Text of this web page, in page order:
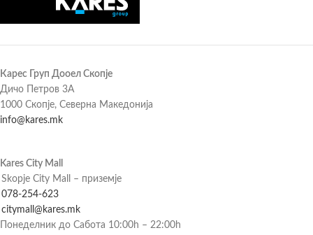
Карес Груп Дооел Скопје
Дичо Петров 3А
1000 Скопје, Северна Македонија
info@kares.mk
Kares City Mall
Skopje City Mall – приземје
078-254-623
citymall@kares.mk
Понеделник до Сабота 10:00h – 22:00h